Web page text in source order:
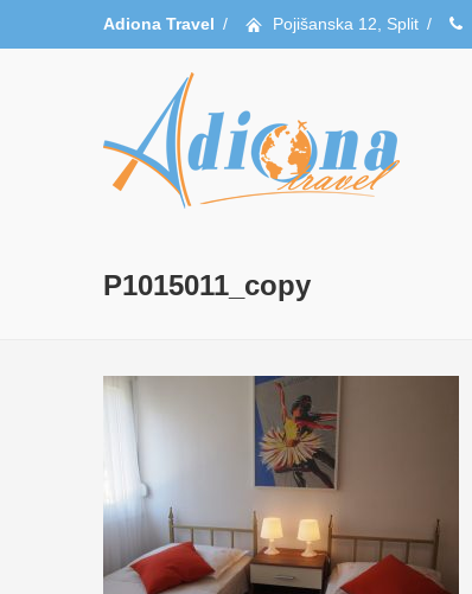
Adiona Travel / Pojišanska 12, Split /
P1015011_copy